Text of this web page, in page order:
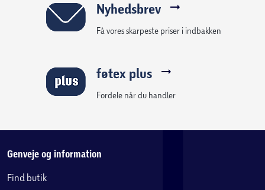
Nyhedsbrev
Få vores skarpeste priser i indbakken
føtex plus
Fordele når du handler
Genveje og information
Find butik